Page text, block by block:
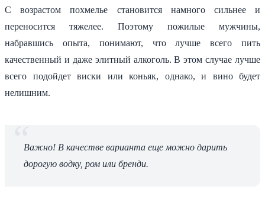
С возрастом похмелье становится намного сильнее и
переносится тяжелее. Поэтому пожилые мужчины,
набравшись опыта, понимают, что лучше всего пить
качественный и даже элитный алкоголь. В этом случае лучше
всего подойдет виски или коньяк, однако, и вино будет
нелишним.
Важно! В качестве варианта еще можно дарить
дорогую водку, ром или бренди.